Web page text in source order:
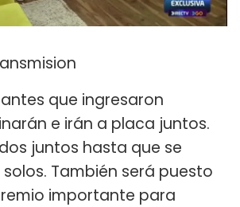
que ingresaron
e irán a placa juntos.
juntos hasta que se
También será puesto
importante para